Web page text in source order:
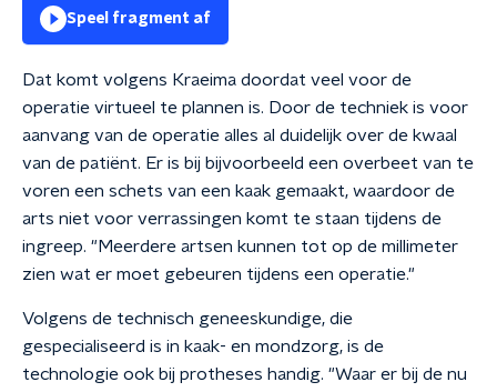
Speel fragment af
Dat komt volgens Kraeima doordat veel voor de
operatie virtueel te plannen is. Door de techniek is voor
aanvang van de operatie alles al duidelijk over de kwaal
van de patiënt. Er is bij bijvoorbeeld een overbeet van te
voren een schets van een kaak gemaakt, waardoor de
arts niet voor verrassingen komt te staan tijdens de
ingreep. "Meerdere artsen kunnen tot op de millimeter
zien wat er moet gebeuren tijdens een operatie."
Volgens de technisch geneeskundige, die
gespecialiseerd is in kaak- en mondzorg, is de
technologie ook bij protheses handig. "Waar er bij de nu